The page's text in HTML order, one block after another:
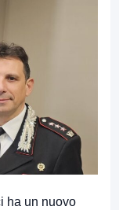
ha un nuovo